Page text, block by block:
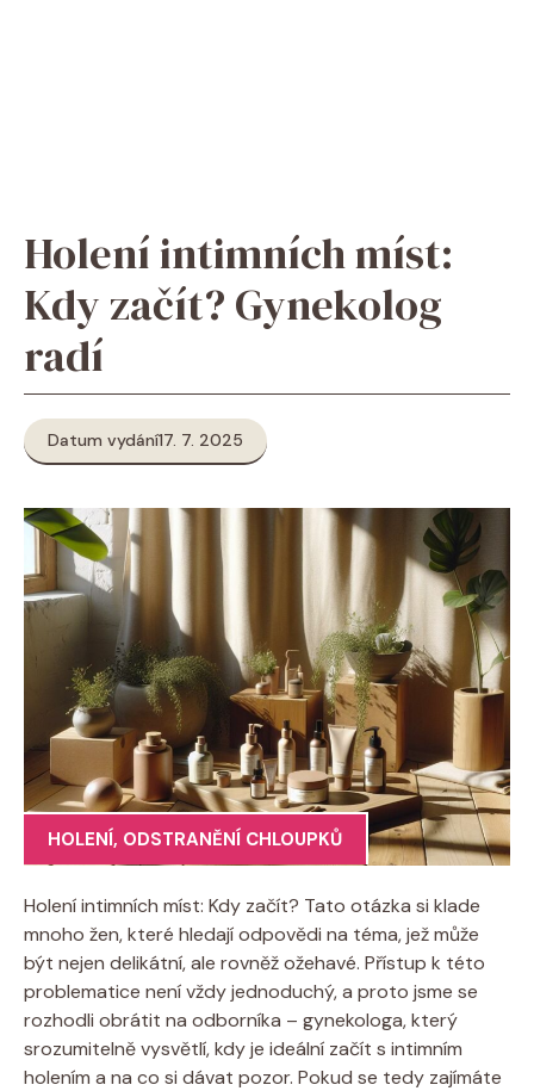
Holení intimních míst:
Kdy začít? Gynekolog
radí
Datum vydání17. 7. 2025
HOLENÍ, ODSTRANĚNÍ CHLOUPKŮ
Holení intimních míst: Kdy začít? Tato otázka si klade
mnoho žen, které hledají odpovědi na téma, jež může
být nejen delikátní, ale rovněž ožehavé. Přístup k této
problematice není vždy jednoduchý, a proto jsme se
rozhodli obrátit na odborníka – gynekologa, který
srozumitelně vysvětlí, kdy je ideální začít s intimním
holením a na co si dávat pozor. Pokud se tedy zajímáte